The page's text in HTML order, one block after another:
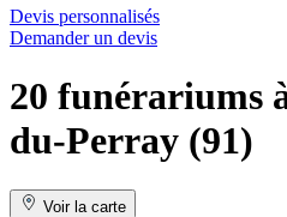
Devis personnalisés
Demander un devis
20 funérariums
du-Perray (91)
Voir la carte